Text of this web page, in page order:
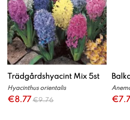
Trädgårdshyacint Mix 5st
Hyacinthus orientalis
€8.77 €9.76